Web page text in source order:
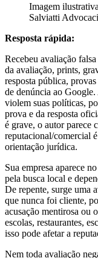
Imagem
Salviatti
Resposta rápida:
Recebeu avaliação
da avaliação, prints,
resposta pública,
de denúncia ao
violem suas políticas,
prova e da resposta
é grave, o autor parece
reputacional/comercial
orientação jurídica.
Sua empresa aparece
pela busca local e
De repente, surge uma
que nunca foi cliente,
acusação mentirosa ou
escolas, restaurantes,
isso pode afetar a
Nem toda avaliação